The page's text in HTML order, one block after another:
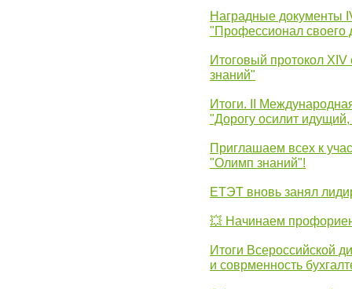
Наградные документы
"Профессионал своего
Итоговый протокол
знаний"
Итоги. II
"Дорогу осилит
Приглашаем всех к
"Олимп знаний"!
ЕТЭТ вновь занял
💥 Начинаем
Итоги Всероссийской
и соврменность